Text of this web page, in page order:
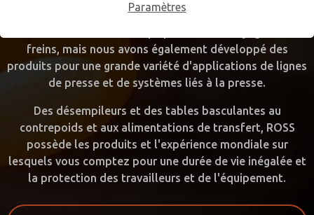
d'innovation continue dans le domaine de la technologie
freins, mais nous avons également développé des
produits pour une grande variété d'applications de lignes
de presse et de systèmes liés à la presse.
Des désempileurs et des tables basculantes au
contrepoids et aux alimentations de transfert, ROSS
possède les produits et l'expérience mondiale sur
lesquels vous comptez pour une durée de vie inégalée et
la protection des travailleurs et de l'équipement.
Paramètres